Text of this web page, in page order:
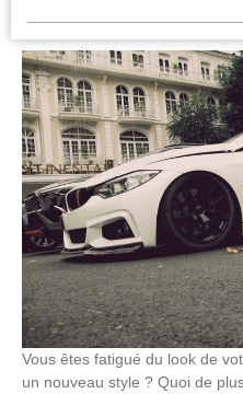
Vous êtes fatigué du look de
un nouveau style ? Quoi de